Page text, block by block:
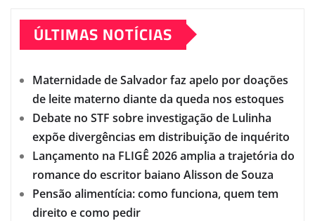
ÚLTIMAS NOTÍCIAS
Maternidade de Salvador faz apelo por doações
de leite materno diante da queda nos estoques
Debate no STF sobre investigação de Lulinha
expõe divergências em distribuição de inquérito
Lançamento na FLIGÊ 2026 amplia a trajetória do
romance do escritor baiano Alisson de Souza
Pensão alimentícia: como funciona, quem tem
direito e como pedir